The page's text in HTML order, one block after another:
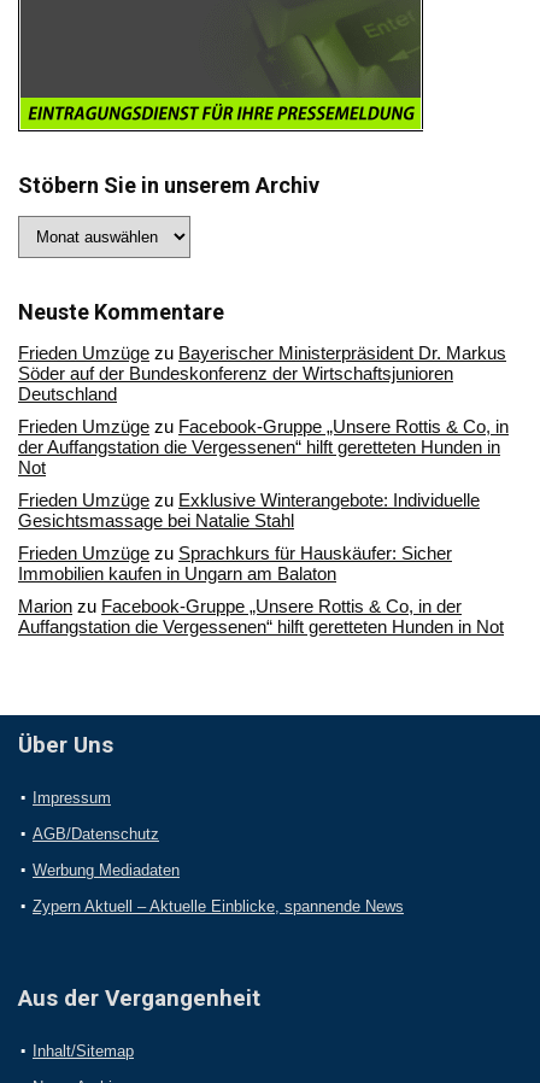
Stöbern Sie in unserem Archiv
Sie
Archiv
Neuste Kommentare
Frieden Umzüge zu Bayerischer Ministerpräsident Dr. Markus
Söder auf der Bundeskonferenz der Wirtschaftsjunioren
Deutschland
Frieden Umzüge zu Facebook-Gruppe „Unsere Rottis & Co, in
der Auffangstation die Vergessenen“ hilft geretteten Hunden in
Not
Frieden Umzüge zu Exklusive Winterangebote: Individuelle
Gesichtsmassage bei Natalie Stahl
Frieden Umzüge zu Sprachkurs für Hauskäufer: Sicher
Immobilien kaufen in Ungarn am Balaton
Marion zu Facebook-Gruppe „Unsere Rottis & Co, in der
Auffangstation die Vergessenen“ hilft geretteten Hunden in Not
Über Uns
Impressum
AGB/Datenschutz
Werbung Mediadaten
Zypern Aktuell – Aktuelle Einblicke, spannende News
Aus der Vergangenheit
Inhalt/Sitemap